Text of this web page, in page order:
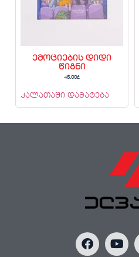
ემოციების დიდი
წიგნი
45.00₾
კალათაში დამატება